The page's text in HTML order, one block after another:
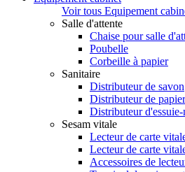
Voir tous Equipement
Salle d'attente
Chaise pour salle
Poubelle
Corbeille à papier
Sanitaire
Distributeur de savon
Distributeur de
Distributeur d'essuie-
Sesam vitale
Lecteur de carte
Lecteur de carte
Accessoires de